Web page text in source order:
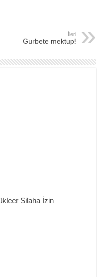
İleri
Gurbete mektup!
Silaha İzin